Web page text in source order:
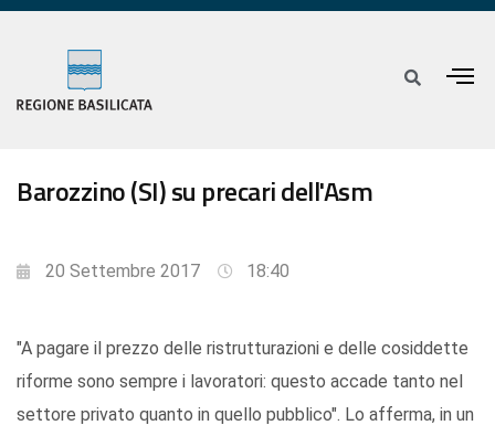
Barozzino (SI) su precari dell'Asm
20 Settembre 2017 18:40
"A pagare il prezzo delle ristrutturazioni e delle cosiddette
riforme sono sempre i lavoratori: questo accade tanto nel
settore privato quanto in quello pubblico". Lo afferma, in un